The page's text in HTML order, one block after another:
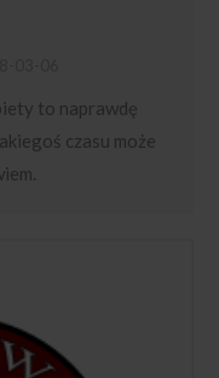
to naprawdę
czasu może